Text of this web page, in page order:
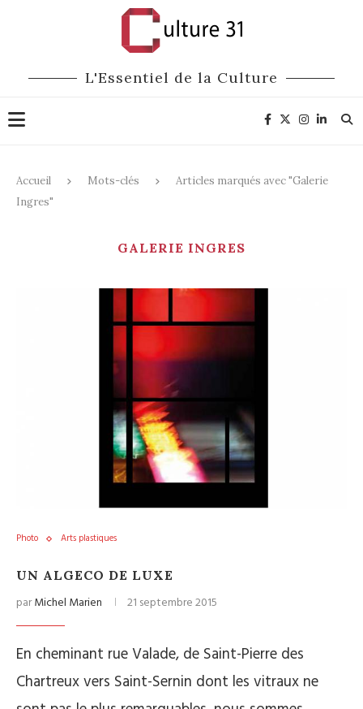
L'Essentiel de la Culture
Accueil Mots-clés
Articles marqués avec "Galerie
Ingres"
GALERIE INGRES
Photo Arts plastiques
UN ALGECO DE LUXE
parMichel Marien 21 septembre 2015
En cheminant rue Valade, de Saint-Pierre des
Chartreux vers Saint-Sernin dont les vitraux ne